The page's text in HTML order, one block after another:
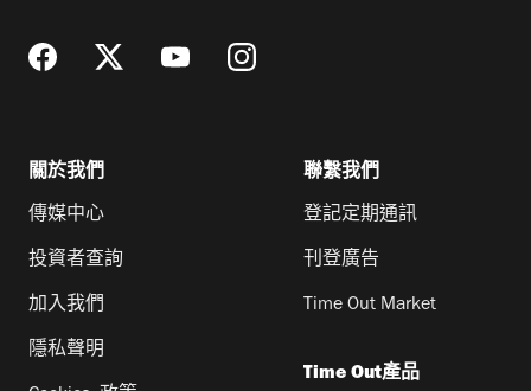
關於我們
傳媒中心
投資者查詢
加入我們
隱私聲明
聯繫我們
登記定期通訊
刊登廣告
Time Out Market
Time Out產品